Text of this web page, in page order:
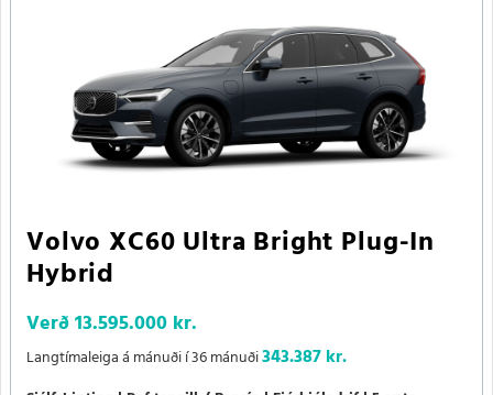
Volvo XC60 Ultra Bright Plug-In
Hybrid
Verð13.595.000 kr.
Langtímaleiga á mánuði í 36 mánuði343.387 kr.